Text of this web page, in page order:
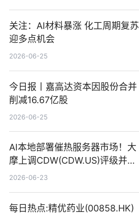
关注：AI材料暴涨 化工周期复苏
迎多点机会
2026-06-25
今日报丨嘉高达资本因股份合并
削减16.67亿股
2026-06-25
AI本地部署催热服务器市场！大
摩上调CDW(CDW.US)评级并看
高IBM(IBM.US)戴尔(DELL.US)
2026-06-23
每日热点:精优药业(00858.HK)